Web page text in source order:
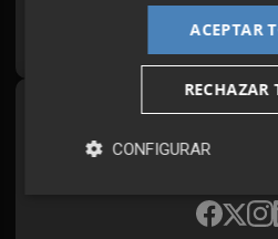
¡Quiero
Síguenos
Plaza Podcast, desde
ACEPTAR
RECHAZAR
CONFIGURAR